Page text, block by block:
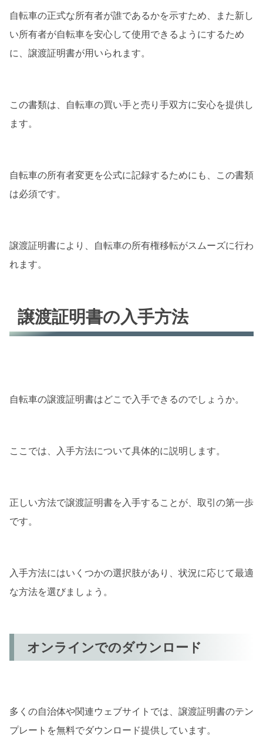
自転車の正式な所有者が誰であるかを示すため、また新し
い所有者が自転車を安心して使用できるようにするため
に、譲渡証明書が用いられます。
この書類は、自転車の買い手と売り手双方に安心を提供し
ます。
自転車の所有者変更を公式に記録するためにも、この書類
は必須です。
譲渡証明書により、自転車の所有権移転がスムーズに行わ
れます。
譲渡証明書の入手方法
自転車の譲渡証明書はどこで入手できるのでしょうか。
ここでは、入手方法について具体的に説明します。
正しい方法で譲渡証明書を入手することが、取引の第一歩
です。
入手方法にはいくつかの選択肢があり、状況に応じて最適
な方法を選びましょう。
オンラインでのダウンロード
多くの自治体や関連ウェブサイトでは、譲渡証明書のテン
プレートを無料でダウンロード提供しています。